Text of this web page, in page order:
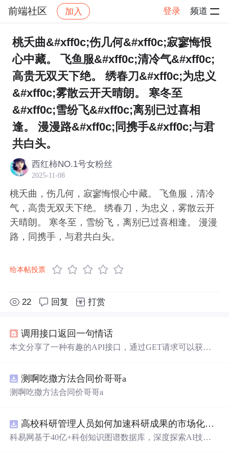
前端社区 加入 登录 频道
社区 前端社区 感慨 帖子详情
桃夭曲&#xff0c;伤几何&#xff0c;寂寥悔恨
心中藏。 飞鱼服&#xff0c;清冷气&#xff0c;
高贵无双天下绝。 绣春刀&#xff0c;为忠义
&#xff0c;雾散云开天晴朗。 寒冬至
&#xff0c;雪纷飞&#xff0c;离别已过喜相
逢。 漫漫路&#xff0c;同携手&#xff0c;与君
共白头。
西红柿NO.1号女粉丝
2025-11-08
桃夭曲，伤几何，寂寥悔恨心中藏。 飞鱼服，清冷
气，高贵无双天下绝。 绣春刀，为忠义，雾散云开
天晴朗。 寒冬至，雪纷飞，离别已过喜相逢。 漫漫
路，同携手，与君共白头。
给本帖投票
22 回复 打赏
调用接口返回一句情话
本文分享了一种有趣的API接口，通过GET请求可以获取
测啊吃撒方法合同价哥哥a
测啊吃撒方法合同价哥哥a
高校科研管理人员如何加速科研成果的市场化转化？.docx
科易网基于40亿+科创知识图谱数据库，深度探索AI技术